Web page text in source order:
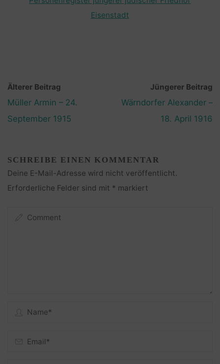
Eisenstadt
Älterer Beitrag
Müller Armin – 24.
September 1915
Jüngerer Beitrag
Wärndorfer Alexander –
18. April 1916
SCHREIBE EINEN KOMMENTAR
Deine E-Mail-Adresse wird nicht veröffentlicht.
Erforderliche Felder sind mit * markiert